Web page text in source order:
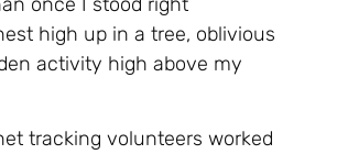
high up in a tree, oblivious
activity high above my
tracking volunteers worked